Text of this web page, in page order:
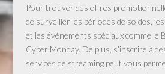
Pour trouver des offres
de surveiller les périodes de soldes,
et les événements spéciaux comme le
Cyber Monday. De plus, s’inscrire à
services de streaming peut vous